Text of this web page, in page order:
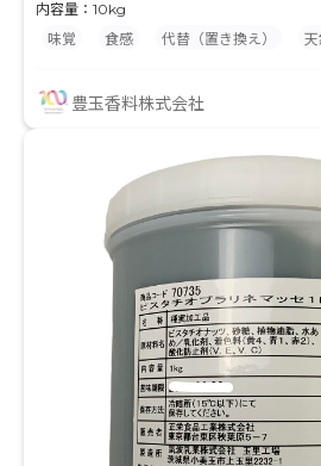
とデキストリンのみを使用して
様々な用途でご使用頂けます。
い製品に対して、果汁入りを謳う
内容量：10kg
味覚
食感 代替（置き換え）
豊玉香料株式会社